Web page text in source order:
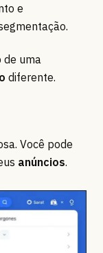
e
de uma
diferente.
Você pode
anúncios.